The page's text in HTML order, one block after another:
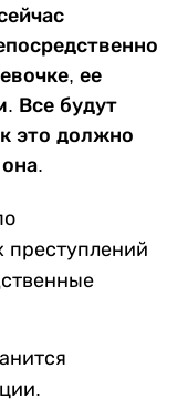
ее
Все будут
это должно
преступлений